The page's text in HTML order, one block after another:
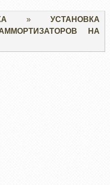
УСТАНОВКА
НА